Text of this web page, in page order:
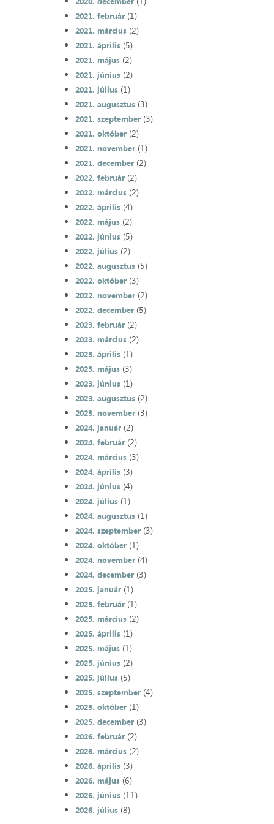
2021. február(1)
2021. március(2)
2021. április(5)
2021. május(2)
2021. június(2)
2021. július(1)
2021. augusztus(3)
2021. szeptember(3)
2021. október(2)
2021. november(1)
2021. december(2)
2022. február(2)
2022. március(2)
2022. április(4)
2022. május(2)
2022. június(5)
2022. július(2)
2022. augusztus(5)
2022. október(3)
2022. november(2)
2022. december(5)
2023. február(2)
2023. március(2)
2023. április(1)
2023. május(3)
2023. június(1)
2023. augusztus(2)
2023. november(3)
2024. január(2)
2024. február(2)
2024. március(3)
2024. április(3)
2024. június(4)
2024. július(1)
2024. augusztus(1)
2024. szeptember(3)
2024. október(1)
2024. november(4)
2024. december(3)
2025. január(1)
2025. február(1)
2025. március(2)
2025. április(1)
2025. május(1)
2025. június(2)
2025. július(5)
2025. szeptember(4)
2025. október(1)
2025. december(3)
2026. február(2)
2026. március(2)
2026. április(3)
2026. május(6)
2026. június(11)
2026. július(8)